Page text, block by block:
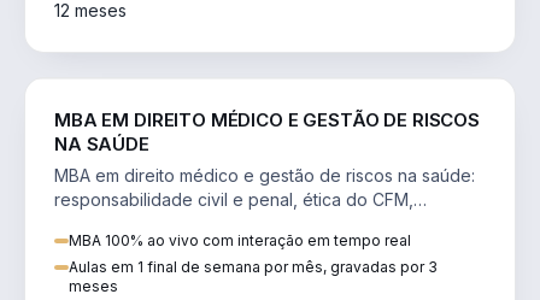
12 meses
MBA EM DIREITO MÉDICO E GESTÃO DE RISCOS
NA SAÚDE
MBA em direito médico e gestão de riscos na saúde:
responsabilidade civil e penal, ética do CFM,
MBA 100% ao vivo com interação em tempo real
Aulas em 1 final de semana por mês, gravadas por 3
meses